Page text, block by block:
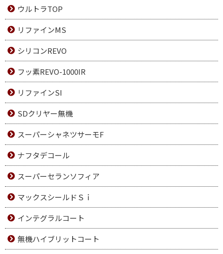
ウルトラTOP
リファインMS
シリコンREVO
フッ素REVO-1000IR
リファインSI
SDクリヤー無機
スーパーシャネツサーモF
ナフタデコール
スーパーセランソフィア
マックスシールドＳｉ
インテグラルコート
無機ハイブリットコート